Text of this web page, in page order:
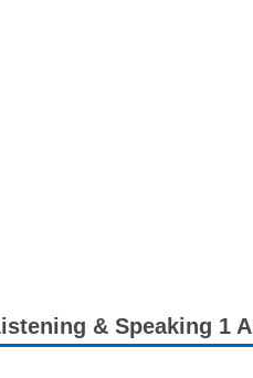
& Speaking 1